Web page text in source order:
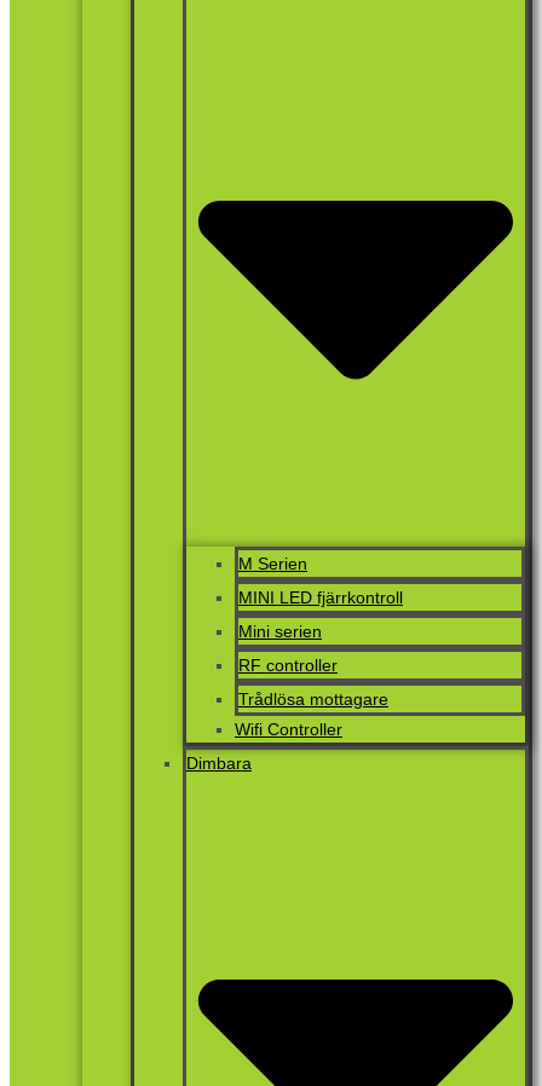
M Serien
MINI LED fjärrkontroll
Mini serien
RF controller
Trådlösa mottagare
Wifi Controller
Dimbara